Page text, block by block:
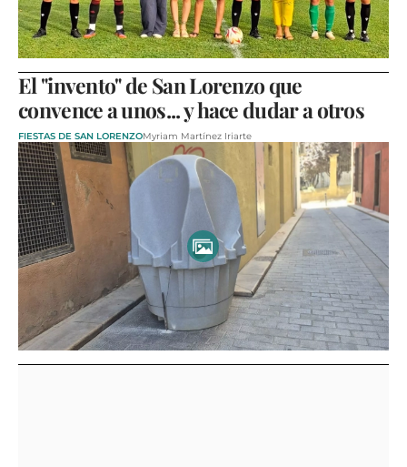
El "invento" de San Lorenzo que
convence a unos... y hace dudar a otros
FIESTAS DE SAN LORENZOMyriam Martínez Iriarte